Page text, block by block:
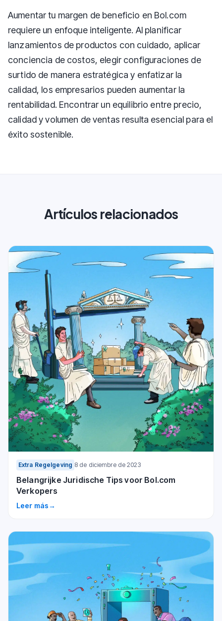
Aumentar tu margen de beneficio en Bol.com
requiere un enfoque inteligente. Al planificar
lanzamientos de productos con cuidado, aplicar
conciencia de costos, elegir configuraciones de
surtido de manera estratégica y enfatizar la
calidad, los empresarios pueden aumentar la
rentabilidad. Encontrar un equilibrio entre precio,
calidad y volumen de ventas resulta esencial para el
éxito sostenible.
Artículos relacionados
Extra Regelgeving 8 de diciembre de 2023
Belangrijke Juridische Tips voor Bol.com
Verkopers
Leer más→